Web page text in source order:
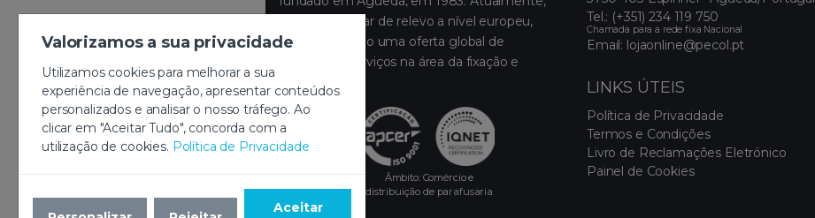
Valorizamos a sua privacidade
Utilizamos cookies para melhorar a sua
experiência de navegação, apresentar conteúdos
personalizados e analisar o nosso tráfego. Ao
clicar em "Aceitar Tudo", concorda com a
utilização de cookies. Política de Privacidade
Aceitar
ocupa um lugar de relevo a nível europeu,
disponibilizando uma oferta global de
produtos e serviços na área da fixação e
montagem.
Âmbito: Comércio e
distribuição de parafusaria
Tel.: (+351) 234 119 750
Chamada para a rede fixa Nacional
Email: lojaonline@pecol.pt
LINKS ÚTEIS
Política de Privacidade
Termos e Condições
Livro de Reclamações Eletrónico
Painel de Cookies